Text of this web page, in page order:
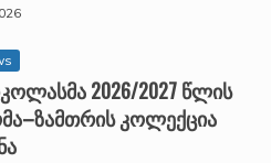
2026/2027 წლის
კოლექცია